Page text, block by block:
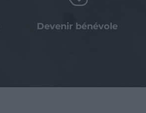
Devenir bénévole